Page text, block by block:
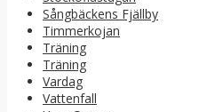
Sångbäckens Fjällby
Timmerkojan
Träning
Träning
Vardag
Vattenfall